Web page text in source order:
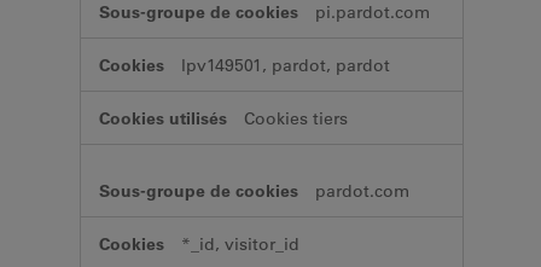
pour
publicité
pi.pardot.com
lpv149501, pardot, pardot
Cookies tiers
pardot.com
*_id, visitor_id